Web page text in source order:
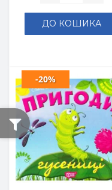
ДО КОШИКА
-20%